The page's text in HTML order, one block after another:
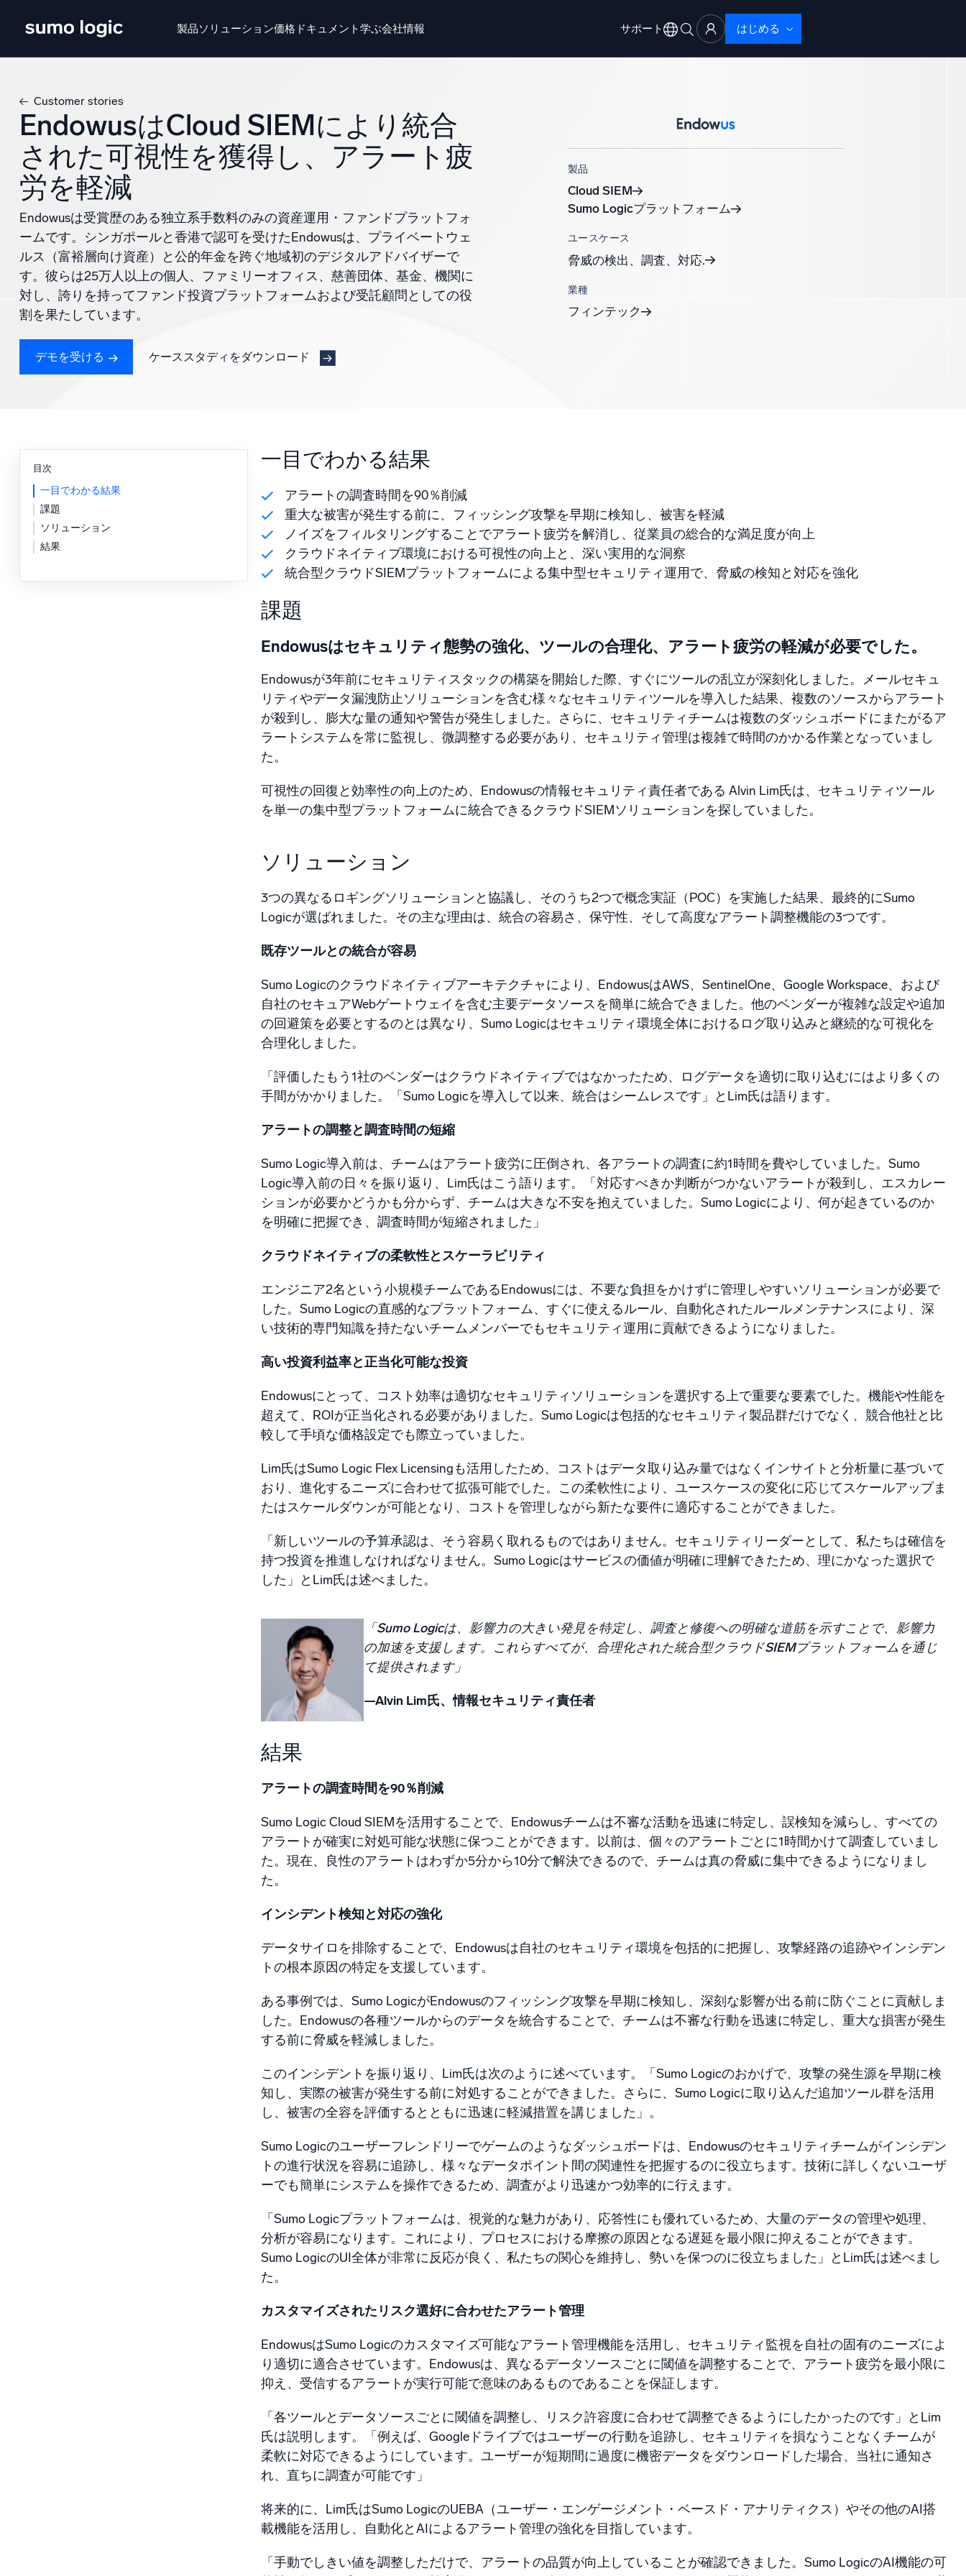
製品ソリューション価格 ドキュメント学ぶ会社情報 サポート はじめる
プラットフォーム
監視、トラブルシューティング、自動化、防御
AI/ML 搭載
独自アルゴリズム、機械学習、生成AI
Dojo AI 新着
マルチエージェントAIプラットフォーム
SIEM
脅威を迅速に発見し、より賢く対応
セキュリティ用ログ
強力なログ可視化でクラウドセキュリティを解放
ダイナミックオブザーバビリティ
監視とトラブルシューティング
Customer stories
EndowusはCloud SIEMにより統合
された可視性を獲得し、アラート疲
労を軽減
Endowusは受賞歴のある独立系手数料のみの資産運用・ファンドプラットフォ
ームです。シンガポールと香港で認可を受けたEndowusは、プライベートウェ
ルス（富裕層向け資産）と公的年金を跨ぐ地域初のデジタルアドバイザーで
す。彼らは25万人以上の個人、ファミリーオフィス、慈善団体、基金、機関に
対し、誇りを持ってファンド投資プラットフォームおよび受託顧問としての役
割を果たしています。
デモを受ける ケーススタディをダウンロード
製品
Cloud SIEM
Sumo Logicプラットフォーム
ユースケース
脅威の検出、調査、対応.
業種
フィンテック
目次
一目でわかる結果
課題
ソリューション
結果
一目でわかる結果
アラートの調査時間を90％削減
重大な被害が発生する前に、フィッシング攻撃を早期に検知し、被害を軽減
ノイズをフィルタリングすることでアラート疲労を解消し、従業員の総合的な満足度が向上
クラウドネイティブ環境における可視性の向上と、深い実用的な洞察
統合型クラウドSIEMプラットフォームによる集中型セキュリティ運用で、脅威の検知と対応を強化
課題
Endowusはセキュリティ態勢の強化、ツールの合理化、アラート疲労の軽減が必要でした。
Endowusが3年前にセキュリティスタックの構築を開始した際、すぐにツールの乱立が深刻化しました。メールセキュ
リティやデータ漏洩防止ソリューションを含む様々なセキュリティツールを導入した結果、複数のソースからアラート
が殺到し、膨大な量の通知や警告が発生しました。さらに、セキュリティチームは複数のダッシュボードにまたがるア
ラートシステムを常に監視し、微調整する必要があり、セキュリティ管理は複雑で時間のかかる作業となっていまし
た。
可視性の回復と効率性の向上のため、Endowusの情報セキュリティ責任者である Alvin Lim氏は、セキュリティツール
を単一の集中型プラットフォームに統合できるクラウドSIEMソリューションを探していました。
ソリューション
3つの異なるロギングソリューションと協議し、そのうち2つで概念実証（POC）を実施した結果、最終的にSumo
Logicが選ばれました。その主な理由は、統合の容易さ、保守性、そして高度なアラート調整機能の3つです。
既存ツールとの統合が容易
Sumo Logicのクラウドネイティブアーキテクチャにより、EndowusはAWS、SentinelOne、Google Workspace、および
自社のセキュアWebゲートウェイを含む主要データソースを簡単に統合できました。他のベンダーが複雑な設定や追加
の回避策を必要とするのとは異なり、Sumo Logicはセキュリティ環境全体におけるログ取り込みと継続的な可視化を
合理化しました。
「評価したもう1社のベンダーはクラウドネイティブではなかったため、ログデータを適切に取り込むにはより多くの
手間がかかりました。「Sumo Logicを導入して以来、統合はシームレスです」とLim氏は語ります。
アラートの調整と調査時間の短縮
Sumo Logic導入前は、チームはアラート疲労に圧倒され、各アラートの調査に約1時間を費やしていました。Sumo
Logic導入前の日々を振り返り、Lim氏はこう語ります。「対応すべきか判断がつかないアラートが殺到し、エスカレー
ションが必要かどうかも分からず、チームは大きな不安を抱えていました。Sumo Logicにより、何が起きているのか
を明確に把握でき、調査時間が短縮されました」
クラウドネイティブの柔軟性とスケーラビリティ
エンジニア2名という小規模チームであるEndowusには、不要な負担をかけずに管理しやすいソリューションが必要で
した。Sumo Logicの直感的なプラットフォーム、すぐに使えるルール、自動化されたルールメンテナンスにより、深
い技術的専門知識を持たないチームメンバーでもセキュリティ運用に貢献できるようになりました。
高い投資利益率と正当化可能な投資
Endowusにとって、コスト効率は適切なセキュリティソリューションを選択する上で重要な要素でした。機能や性能を
超えて、ROIが正当化される必要がありました。Sumo Logicは包括的なセキュリティ製品群だけでなく、競合他社と比
較して手頃な価格設定でも際立っていました。
Lim氏はSumo Logic Flex Licensingも活用したため、コストはデータ取り込み量ではなくインサイトと分析量に基づいて
おり、進化するニーズに合わせて拡張可能でした。この柔軟性により、ユースケースの変化に応じてスケールアップま
たはスケールダウンが可能となり、コストを管理しながら新たな要件に適応することができました。
「新しいツールの予算承認は、そう容易く取れるものではありません。セキュリティリーダーとして、私たちは確信を
持つ投資を推進しなければなりません。Sumo Logicはサービスの価値が明確に理解できたため、理にかなった選択で
した」とLim氏は述べました。
「Sumo Logicは、影響力の大きい発見を特定し、調査と修復への明確な道筋を示すことで、影響力
の加速を支援します。これらすべてが、合理化された統合型クラウドSIEMプラットフォームを通じ
て提供されます」
—Alvin Lim氏、情報セキュリティ責任者
結果
アラートの調査時間を90％削減
Sumo Logic Cloud SIEMを活用することで、Endowusチームは不審な活動を迅速に特定し、誤検知を減らし、すべての
アラートが確実に対処可能な状態に保つことができます。以前は、個々のアラートごとに1時間かけて調査していまし
た。現在、良性のアラートはわずか5分から10分で解決できるので、チームは真の脅威に集中できるようになりまし
た。
インシデント検知と対応の強化
データサイロを排除することで、Endowusは自社のセキュリティ環境を包括的に把握し、攻撃経路の追跡やインシデン
トの根本原因の特定を支援しています。
ある事例では、Sumo LogicがEndowusのフィッシング攻撃を早期に検知し、深刻な影響が出る前に防ぐことに貢献しま
した。Endowusの各種ツールからのデータを統合することで、チームは不審な行動を迅速に特定し、重大な損害が発生
する前に脅威を軽減しました。
このインシデントを振り返り、Lim氏は次のように述べています。「Sumo Logicのおかげで、攻撃の発生源を早期に検
知し、実際の被害が発生する前に対処することができました。さらに、Sumo Logicに取り込んだ追加ツール群を活用
し、被害の全容を評価するとともに迅速に軽減措置を講じました」。
Sumo Logicのユーザーフレンドリーでゲームのようなダッシュボードは、Endowusのセキュリティチームがインシデン
トの進行状況を容易に追跡し、様々なデータポイント間の関連性を把握するのに役立ちます。技術に詳しくないユーザ
ーでも簡単にシステムを操作できるため、調査がより迅速かつ効率的に行えます。
「Sumo Logicプラットフォームは、視覚的な魅力があり、応答性にも優れているため、大量のデータの管理や処理、
分析が容易になります。これにより、プロセスにおける摩擦の原因となる遅延を最小限に抑えることができます。
Sumo LogicのUI全体が非常に反応が良く、私たちの関心を維持し、勢いを保つのに役立ちました」とLim氏は述べまし
た。
カスタマイズされたリスク選好に合わせたアラート管理
EndowusはSumo Logicのカスタマイズ可能なアラート管理機能を活用し、セキュリティ監視を自社の固有のニーズによ
り適切に適合させています。Endowusは、異なるデータソースごとに閾値を調整することで、アラート疲労を最小限に
抑え、受信するアラートが実行可能で意味のあるものであることを保証します。
「各ツールとデータソースごとに閾値を調整し、リスク許容度に合わせて調整できるようにしたかったのです」とLim
氏は説明します。「例えば、Googleドライブではユーザーの行動を追跡し、セキュリティを損なうことなくチームが
柔軟に対応できるようにしています。ユーザーが短期間に過度に機密データをダウンロードした場合、当社に通知さ
れ、直ちに調査が可能です」
将来的に、Lim氏はSumo LogicのUEBA（ユーザー・エンゲージメント・ベースド・アナリティクス）やその他のAI搭
載機能を活用し、自動化とAIによるアラート管理の強化を目指しています。
「手動でしきい値を調整しただけで、アラートの品質が向上していることが確認できました。Sumo LogicのAI機能の可